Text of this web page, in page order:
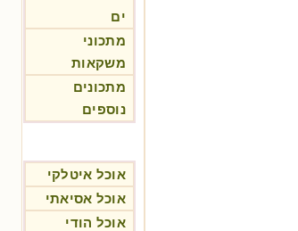
ים
מתכוני
משקאות
מתכונים
נוספים
אוכל איטלקי
אוכל אסיאתי
אוכל הודי